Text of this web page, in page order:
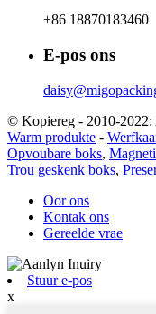
+86 18870183460
E-pos ons
© Kopiereg - 2010-2022:
Warm produkte -
Opvoubare boks,
Trou geskenk boks,
Oor ons
Kontak ons
Gereelde vrae
Stuur e-pos
x